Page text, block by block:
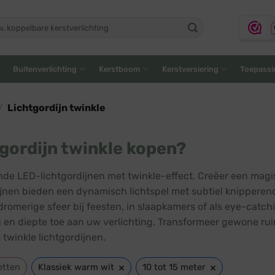
Buitenverlichting Kerstboom Kerstversiering
Lichtgordijn twinkle
twinkle kopen?
LED-lichtgordijnen met twinkle-effect. Creëer een
bieden een dynamisch lichtspel met subtiel
sfeer bij feesten, in slaapkamers of als eye-
en diepte toe aan uw verlichting. Transformeer gewone
twinkle lichtgordijnen.
Klassiek warm wit × 10 tot 15 meter ×